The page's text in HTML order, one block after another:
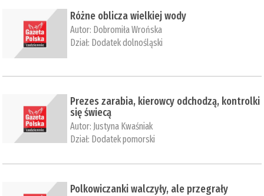
Różne oblicza wielkiej wody
Autor: Dobromiła Wrońska
Dział: Dodatek dolnośląski
​Prezes zarabia, kierowcy odchodzą, kontrolki
się świecą
Autor: Justyna Kwaśniak
Dział: Dodatek pomorski
​Polkowiczanki walczyły, ale przegrały